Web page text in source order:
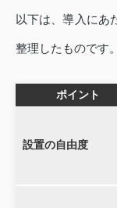
以下は、導入にあ
整理したものです。
ポイント
設置の自由度